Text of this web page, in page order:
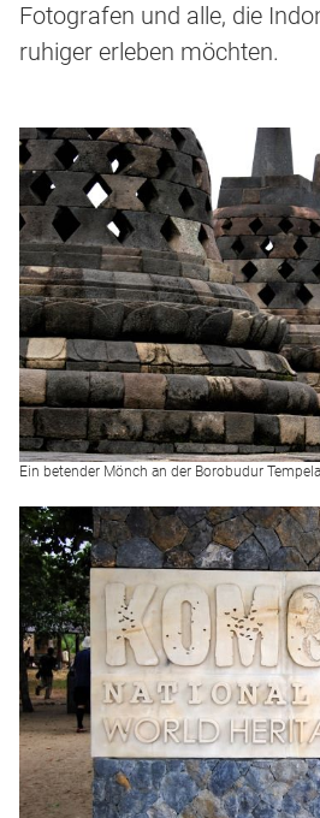
Fotografen und alle, die
ruhiger erleben möchten.
Ein betender Mönch an der Borobudur